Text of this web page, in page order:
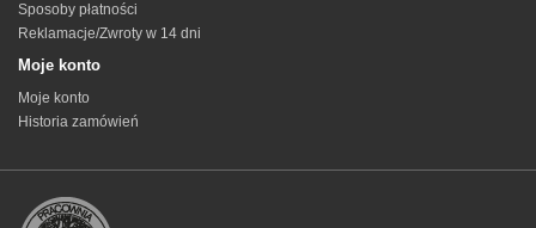
Sposoby płatności
Reklamacje/Zwroty w 14 dni
Moje konto
Moje konto
Historia zamówień